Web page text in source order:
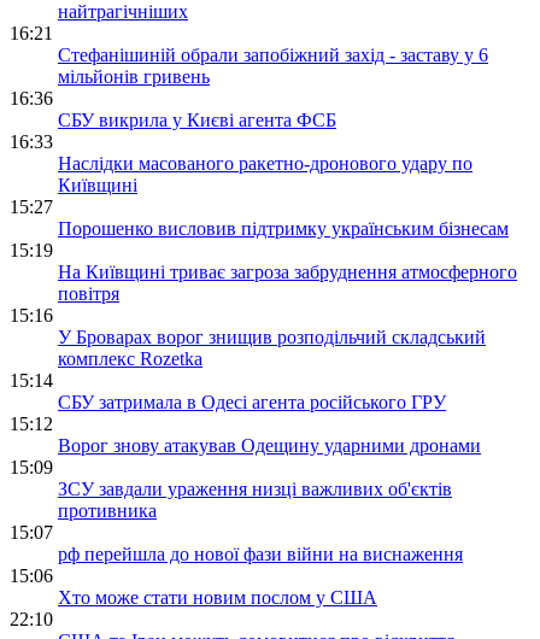
найтрагічніших
16:21
Стефанішиній обрали запобіжний захід - заставу у 6
мільйонів гривень
16:36
СБУ викрила у Києві агента ФСБ
16:33
Наслідки масованого ракетно-дронового удару по
Київщині
15:27
Порошенко висловив підтримку українським бізнесам
15:19
На Київщині триває загроза забруднення атмосферного
повітря
15:16
У Броварах ворог знищив розподільчий складський
комплекс Rozetka
15:14
СБУ затримала в Одесі агента російського ГРУ
15:12
Ворог знову атакував Одещину ударними дронами
15:09
ЗСУ завдали ураження низці важливих об'єктів
противника
15:07
рф перейшла до нової фази війни на виснаження
15:06
Хто може стати новим послом у США
22:10